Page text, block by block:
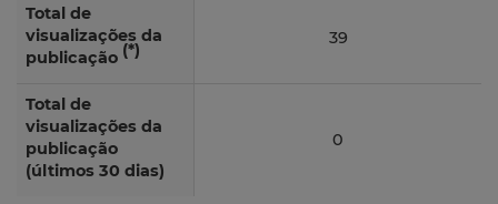
Total de
visualizações da
publicação (*)
39
Total de
visualizações da
publicação
(últimos 30 dias)
0